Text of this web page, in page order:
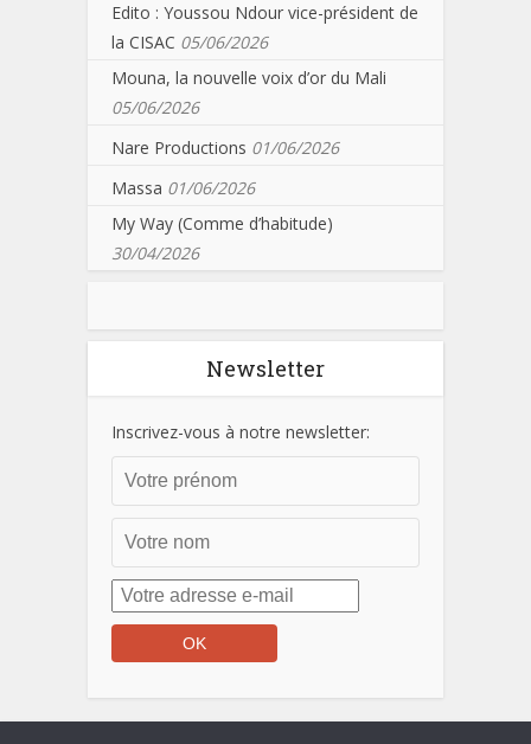
Edito : Youssou Ndour vice-président de
la CISAC 05/06/2026
Mouna, la nouvelle voix d’or du Mali
05/06/2026
Nare Productions 01/06/2026
Massa 01/06/2026
My Way (Comme d’habitude)
30/04/2026
Newsletter
Inscrivez-vous à notre newsletter: